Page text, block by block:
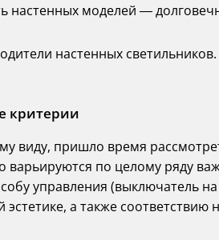
настенных моделей —
настенных
критерии
виду, пришло время
по целому ряду
управления (выключатель
а также соответствию